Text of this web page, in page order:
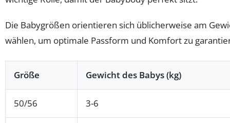
Die Babygrößen orientieren sich üblicherweise am
wählen, um optimale Passform und Komfort zu
Größe Gewicht des Babys (kg)
50/56 3-6